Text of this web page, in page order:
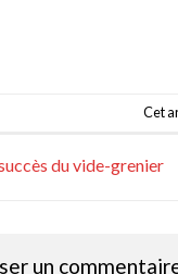
Cet
du vide-grenier
un